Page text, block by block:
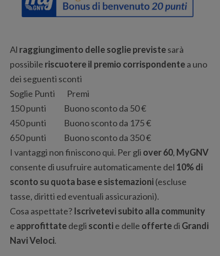
Al raggiungimento delle soglie previstesarà
possibile riscuotere il premio corrispondentea uno
dei seguenti sconti
Soglie Punti Premi
150 punti Buono sconto da 50 €
450 punti Buono sconto da 175 €
650 punti Buono sconto da 350 €
I vantaggi non finiscono qui. Per gli over 60, MyGNV
consente di usufruire automaticamente del 10% di
sconto su quota base e sistemazioni(escluse
tasse, diritti ed eventuali assicurazioni).
Cosa aspettate? Iscrivetevi subito alla community
e approfittatedegli scontie delle offertedi Grandi
Navi Veloci.